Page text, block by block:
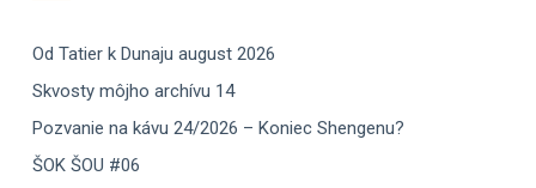
Od Tatier k Dunaju august 2026
Skvosty môjho archívu 14
Pozvanie na kávu 24/2026 – Koniec Shengenu?
ŠOK ŠOU #06